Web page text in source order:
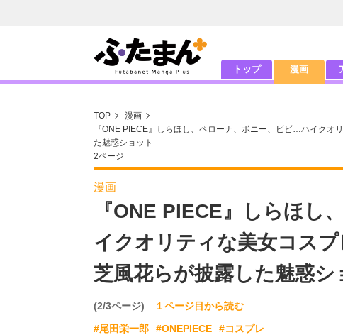
トップ 漫画
TOP
漫画
『ONE PIECE』しらほし、ペローナ、ボニー、ビビ…ハイクオ
た魅惑ショット
2ページ
漫画
『ONE PIECE』しらほ
イクオリティな美女コス
芝風花らが披露した魅惑シ
(2/3ページ)
１ページ目から読む
#尾田栄一郎
#ONEPIECE #コスプレ